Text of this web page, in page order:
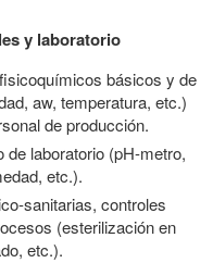
y laboratorio
básicos y de
aw, temperatura, etc.)
de producción.
laboratorio (pH-metro,
etc.).
sanitarias, controles
(esterilización en
etc.).